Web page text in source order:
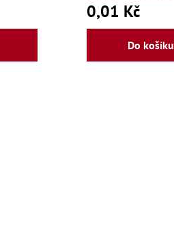
0,01 Kč
Do košíku